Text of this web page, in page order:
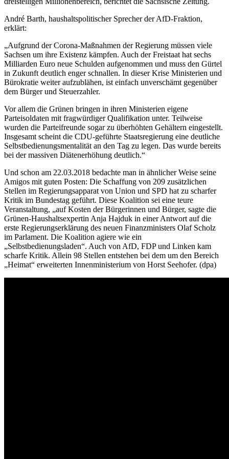
André Barth, haushaltspolitischer Sprecher der AfD-Fraktion,
erklärt:
„Aufgrund der Corona-Maßnahmen der Regierung müssen viele
Sachsen um ihre Existenz kämpfen. Auch der Freistaat hat sechs
Milliarden Euro neue Schulden aufgenommen und muss den Gürtel
in Zukunft deutlich enger schnallen. In dieser Krise Ministerien und
Bürokratie weiter aufzublähen, ist einfach unverschämt gegenüber
dem Bürger und Steuerzahler.
Vor allem die Grünen bringen in ihren Ministerien eigene
Parteisoldaten mit fragwürdiger Qualifikation unter. Teilweise
wurden die Parteifreunde sogar zu überhöhten Gehältern eingestellt.
Insgesamt scheint die CDU-geführte Staatsregierung eine deutliche
Selbstbedienungsmentalität an den Tag zu legen. Das wurde bereits
bei der massiven Diätenerhöhung deutlich.“
Und schon am 22.03.2018 bedachte man in ähnlicher Weise seine
Amigos mit guten Posten: Die Schaffung von 209 zusätzlichen
Stellen im Regierungsapparat von Union und SPD hat zu scharfer
Kritik im Bundestag geführt. Diese Koalition sei eine teure
Veranstaltung, „auf Kosten der Bürgerinnen und Bürger, sagte die
Grünen-Haushaltsexpertin Anja Hajduk in einer Antwort auf die
erste Regierungserklärung des neuen Finanzministers Olaf Scholz
im Parlament. Die Koalition agiere wie ein
„Selbstbedienungsladen“. Auch von AfD, FDP und Linken kam
scharfe Kritik. Allein 98 Stellen entstehen bei dem um den Bereich
„Heimat“ erweiterten Innenministerium von Horst Seehofer. (dpa)